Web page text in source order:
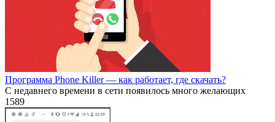
Программа Phone Killer — как работает, где скачать?
С недавнего времени в сети появилось много желающих
1 589